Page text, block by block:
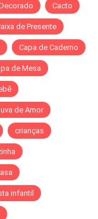
Cacto
de Presente
Capa de Caderno
de Mesa
de Amor
crianças
infantil